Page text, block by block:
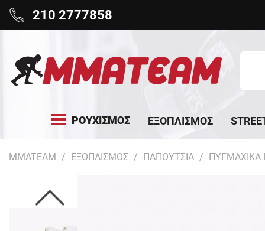
210 2777858
ΡΟΥΧΙΣΜΟΣ ΕΞΟΠΛΙΣΜΟΣ
MMATEAM ΕΞΟΠΛΙΣΜΟΣ ΠΑΠΟΥΤΣΙΑ ΠΥΓΜΑΧΙΚΑ